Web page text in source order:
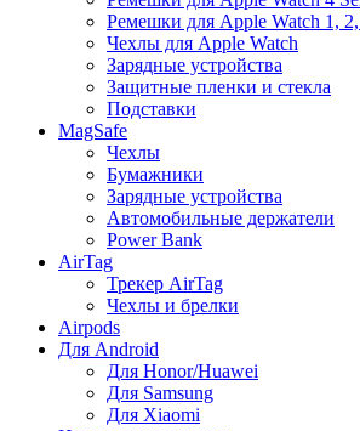
Ремешки для Apple Watch 1, 2,
Чехлы для Apple Watch
Зарядные устройства
Защитные пленки и стекла
Подставки
MagSafe
Чехлы
Бумажники
Зарядные устройства
Автомобильные держатели
Power Bank
AirTag
Трекер AirTag
Чехлы и брелки
Airpods
Для Android
Для Honor/Huawei
Для Samsung
Для Xiaomi